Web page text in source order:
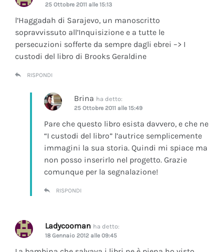
25 Ottobre 2011 alle 15:13
l’Haggadah di Sarajevo, un manoscritto
sopravvissuto all’Inquisizione e a tutte le
persecuzioni sofferte da sempre dagli ebrei –> I
custodi del libro di Brooks Geraldine
RISPONDI
Brina ha detto:
25 Ottobre 2011 alle 15:49
Pare che questo libro esista davvero, e che ne
“I custodi del libro” l’autrice semplicemente
immagini la sua storia. Quindi mi spiace ma
non posso inserirlo nel progetto. Grazie
comunque per la segnalazione!
RISPONDI
Ladycooman ha detto:
18 Gennaio 2012 alle 09:45